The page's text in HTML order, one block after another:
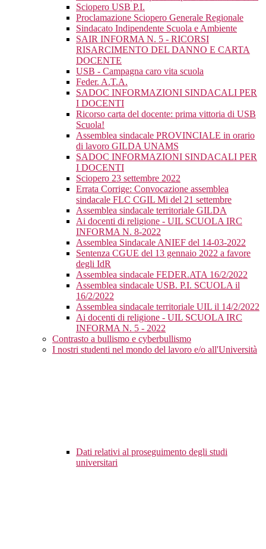
Sciopero USB P.I.
Proclamazione Sciopero Generale Regionale
Sindacato Indipendente Scuola e Ambiente
SAIR INFORMA N. 5 - RICORSI
RISARCIMENTO DEL DANNO E CARTA
DOCENTE
USB - Campagna caro vita scuola
Feder. A.T.A.
SADOC INFORMAZIONI SINDACALI PER
I DOCENTI
Ricorso carta del docente: prima vittoria di USB
Scuola!
Assemblea sindacale PROVINCIALE in orario
di lavoro GILDA UNAMS
SADOC INFORMAZIONI SINDACALI PER
I DOCENTI
Sciopero 23 settembre 2022
Errata Corrige: Convocazione assemblea
sindacale FLC CGIL Mi del 21 settembre
Assemblea sindacale territoriale GILDA
Ai docenti di religione - UIL SCUOLA IRC
INFORMA N. 8-2022
Assemblea Sindacale ANIEF del 14-03-2022
Sentenza CGUE del 13 gennaio 2022 a favore
degli IdR
Assemblea sindacale FEDER.ATA 16/2/2022
Assemblea sindacale USB. P.I. SCUOLA il
16/2/2022
Assemblea sindacale territoriale UIL il 14/2/2022
Ai docenti di religione - UIL SCUOLA IRC
INFORMA N. 5 - 2022
Contrasto a bullismo e cyberbullismo
I nostri studenti nel mondo del lavoro e/o all'Università
Dati relativi al proseguimento degli studi
universitari